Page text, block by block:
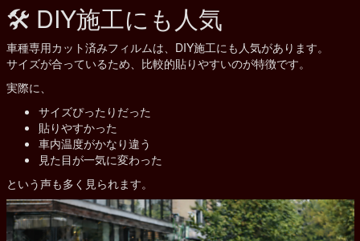
🛠 DIY施工にも人気
車種専用カット済みフィルムは、DIY施工にも人気があります。
サイズが合っているため、比較的貼りやすいのが特徴です。
実際に、
サイズぴったりだった
貼りやすかった
車内温度がかなり違う
見た目が一気に変わった
という声も多く見られます。